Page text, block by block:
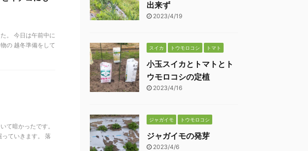
。 今日は午前中に
の 越冬準備をして
て暗かったです。
ていきます。 落
出来ず
2023/4/19
スイカ トウモロコシ トマト
小玉スイカとトマトとト
ウモロコシの定植
2023/4/16
ジャガイモ トウモロコシ
ジャガイモの発芽
2023/4/6